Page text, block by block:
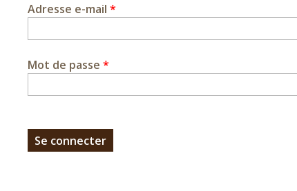
Adresse e-mail *
Mot de passe *